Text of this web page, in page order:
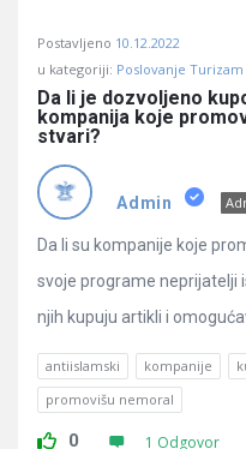
Učene
Latest
Pitanja
Postavljeno 10.12.2022
u kategoriji: Poslovanje
Da li je dozvoljeno
kompanija koje
stvari?
Admin
Da li su kompanije koje
svoje programe neprijatelji
njih kupuju artikli i
antiislamski kompanije
promovišu nemoral
0 1 Odgovor